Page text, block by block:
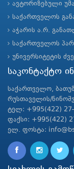
ავტორიზებული
საქართველოს
აჭარის ა.რ.
საქართველოს
უნივერსიტეტის
საკონტაქტო
საქართველო,
რუსთაველის/
ტელ: +995(422)
ფაქსი: +995(422)
ელ. ფოსტა: